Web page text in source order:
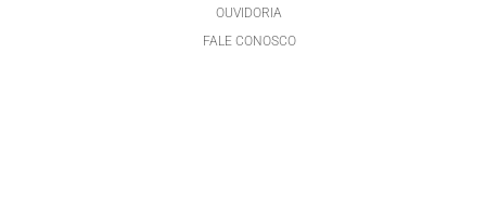
OUVIDORIA
FALE CONOSCO